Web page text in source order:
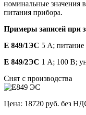
номинальные значения
питания прибора.
Примеры записей при
Е 849/1ЭС 5 А;
Е 849/2ЭС 1 А; 100 В;
Снят с производства
Цена: 18720 руб. без